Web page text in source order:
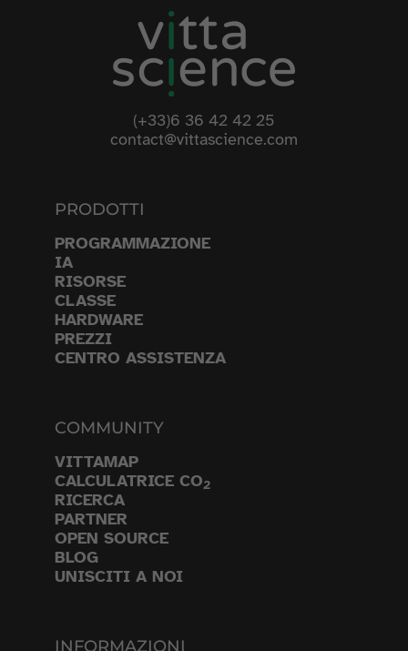
(+33)6 36 42 42 25
contact@vittascience.com
PRODOTTI
PROGRAMMAZIONE
IA
RISORSE
CLASSE
HARDWARE
PREZZI
CENTRO ASSISTENZA
COMMUNITY
VITTAMAP
CALCULATRICE CO2
RICERCA
PARTNER
OPEN SOURCE
BLOG
UNISCITI A NOI
INFORMAZIONI